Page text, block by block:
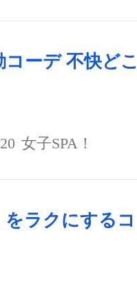
コーデ 不快どこ
女子SPA！
をラクにするコ